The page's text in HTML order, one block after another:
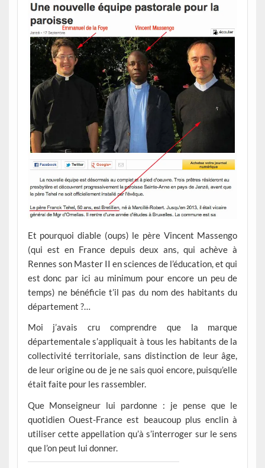
Et pourquoi diable (oups) le père Vincent Massengo
(qui est en France depuis deux ans, qui achève à
Rennes son Master II en sciences de l’éducation, et qui
est donc par ici au minimum pour encore un peu de
temps) ne bénéficie t’il pas du nom des habitants du
département ?…
Moi j’avais cru comprendre que la marque
départementale s’appliquait à tous les habitants de la
collectivité territoriale, sans distinction de leur âge,
de leur origine ou de je ne sais quoi encore, puisqu’elle
était faite pour les rassembler.
Que Monseigneur lui pardonne : je pense que le
quotidien Ouest-France est beaucoup plus enclin à
utiliser cette appellation qu’à s’interroger sur le sens
que l’on peut lui donner.